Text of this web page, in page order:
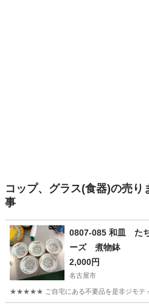
コップ、グラス(食器)の売り
事
0807-085 和皿 た
ーズ 煮物鉢
2,000円
名古屋市
★★★★★ ご自宅にある不要品を是非ジモティ